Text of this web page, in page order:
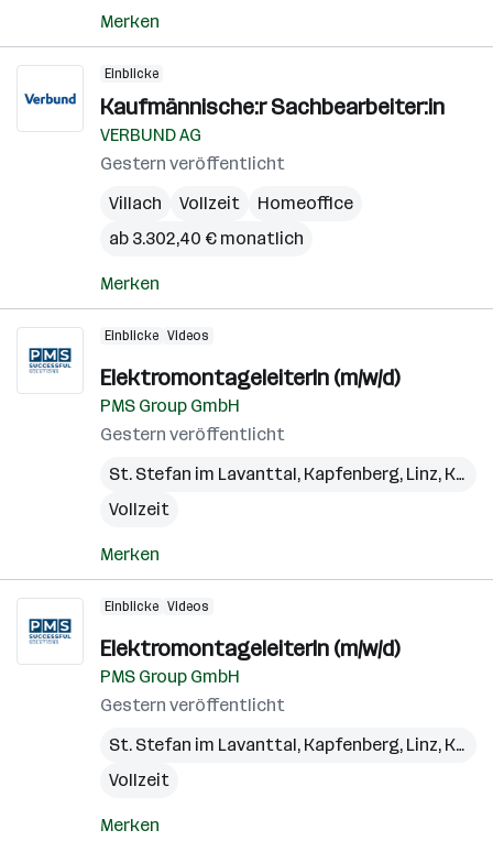
Merken
Einblicke
Kaufmännische:r Sachbearbeiter:in
VERBUND AG
Gestern veröffentlicht
Villach
Vollzeit
Homeoffice
ab 3.302,40 € monatlich
Merken
Einblicke Videos
ElektromontageleiterIn (m/w/d)
PMS Group GmbH
Gestern veröffentlicht
St. Stefan im Lavanttal, Kapfenberg, Linz, Kundl
Vollzeit
Merken
Einblicke Videos
ElektromontageleiterIn (m/w/d)
PMS Group GmbH
Gestern veröffentlicht
St. Stefan im Lavanttal, Kapfenberg, Linz, Kundl
Vollzeit
Merken